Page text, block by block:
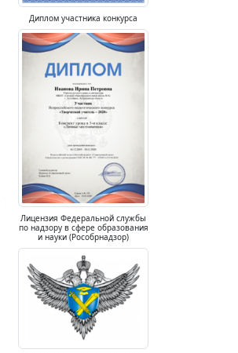
Диплом участника конкурса
Лицензия Федеральной службы
по надзору в сфере образования
и науки (Рособрнадзор)